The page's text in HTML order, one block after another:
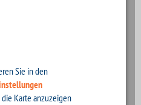
Sie in den
Karte anzuzeigen